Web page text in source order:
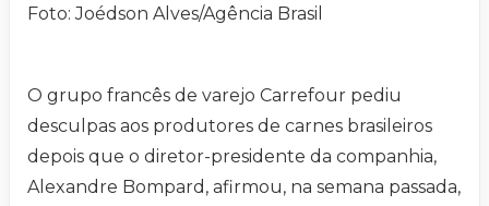
Foto: Joédson Alves/Agência Brasil
O grupo francês de varejo Carrefour pediu
desculpas aos produtores de carnes brasileiros
depois que o diretor-presidente da companhia,
Alexandre Bompard, afirmou, na semana passada,